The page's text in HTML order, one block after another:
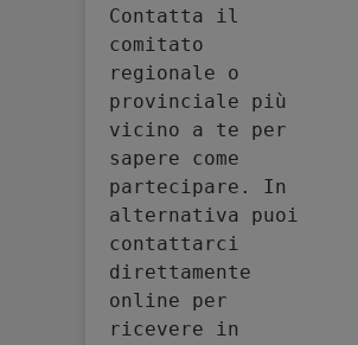
Contatta il
comitato
regionale o
provinciale più
vicino a te per
sapere come
partecipare. In
alternativa puoi
contattarci
direttamente
online per
ricevere in